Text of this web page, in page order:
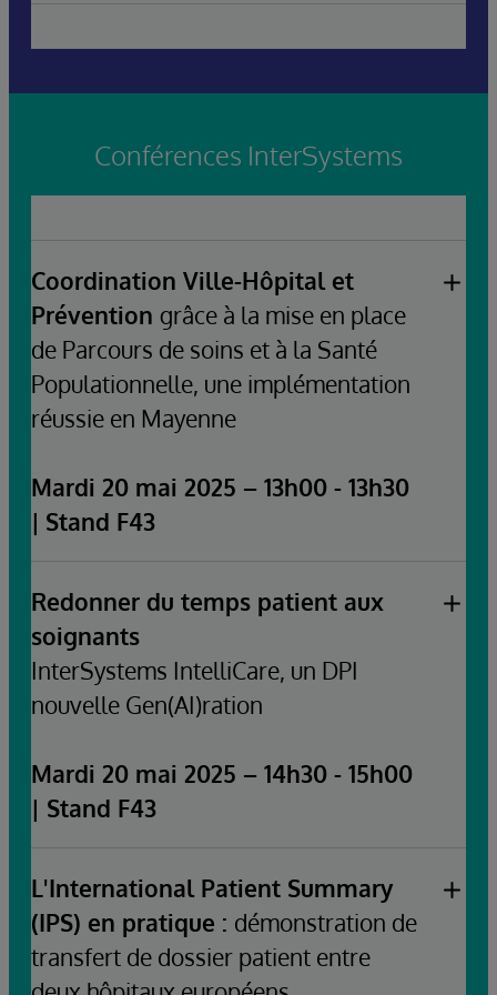
Félix Mamoudy, Directeur du Parcours Patient et
de la Transformation Digitale, Hôpital Américain
InterSystems France & Benelux
Dr Hervé Rivière, Directeur Médical
InterSystems France
Conférences InterSystems
Coordination Ville-Hôpital et
Prévention grâce à la mise en place
de Parcours de soins et à la Santé
Populationnelle, une implémentation
réussie en Mayenne
Mardi 20 mai 2025 – 13h00 - 13h30
| Stand F43
Florence Cureau, Architecte Solutions de Santé
Camille Ferrero, Ingénieure Commerciale
Redonner du temps patient aux
soignants
InterSystems IntelliCare, un DPI
nouvelle Gen(AI)ration
Mardi 20 mai 2025 – 14h30 - 15h00
| Stand F43
Virginie Larroque, Experte Solutions Santé
Dr Hervé Rivière, Directeur Médical
InterSystems France
L'International Patient Summary
(IPS) en pratique : démonstration de
transfert de dossier patient entre